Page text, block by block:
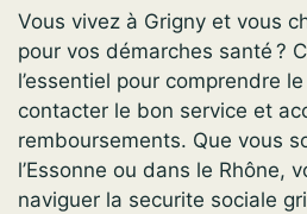
Vous vivez à Grigny et vous
pour vos démarches santé ?
l’essentiel pour comprendre
contacter le bon service et
remboursements. Que vous
l’Essonne ou dans le Rhône,
naviguer la securite sociale